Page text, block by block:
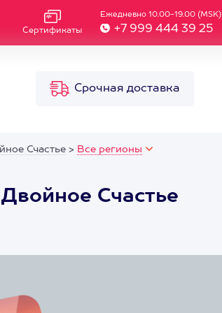
Сертификаты
Ежедневно 10.00-19.00 (MSK)
+7 999 444 39 25
Срочная доставка
Счастье > Все регионы
Счастье